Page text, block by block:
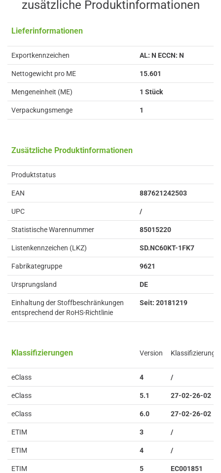
zusätzliche Produkt­informationen
Lieferinformationen
Exportkennzeichen AL: N ECCN: N
Nettogewicht pro ME 15.601
Mengeneinheit (ME) 1 Stück
Verpackungsmenge 1
Zusätzliche Produktinformationen
Produktstatus
EAN 887621242503
UPC /
Statistische Warennummer 85015220
Listenkennzeichen (LKZ) SD.NC60KT-1FK7
Fabrikategruppe 9621
Ursprungsland DE
Einhaltung der Stoffbeschränkungen
entsprechend der RoHS-Richtlinie
Seit: 20181219
Klassifizierungen Version Klassifizierung
eClass 4 /
eClass 5.1 27-02-26-02
eClass 6.0 27-02-26-02
ETIM 3 /
ETIM 4 /
ETIM 5 EC001851